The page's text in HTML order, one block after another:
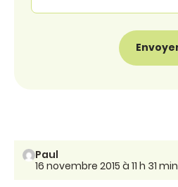
Paul
16 novembre 2015 à 11 h 31 min